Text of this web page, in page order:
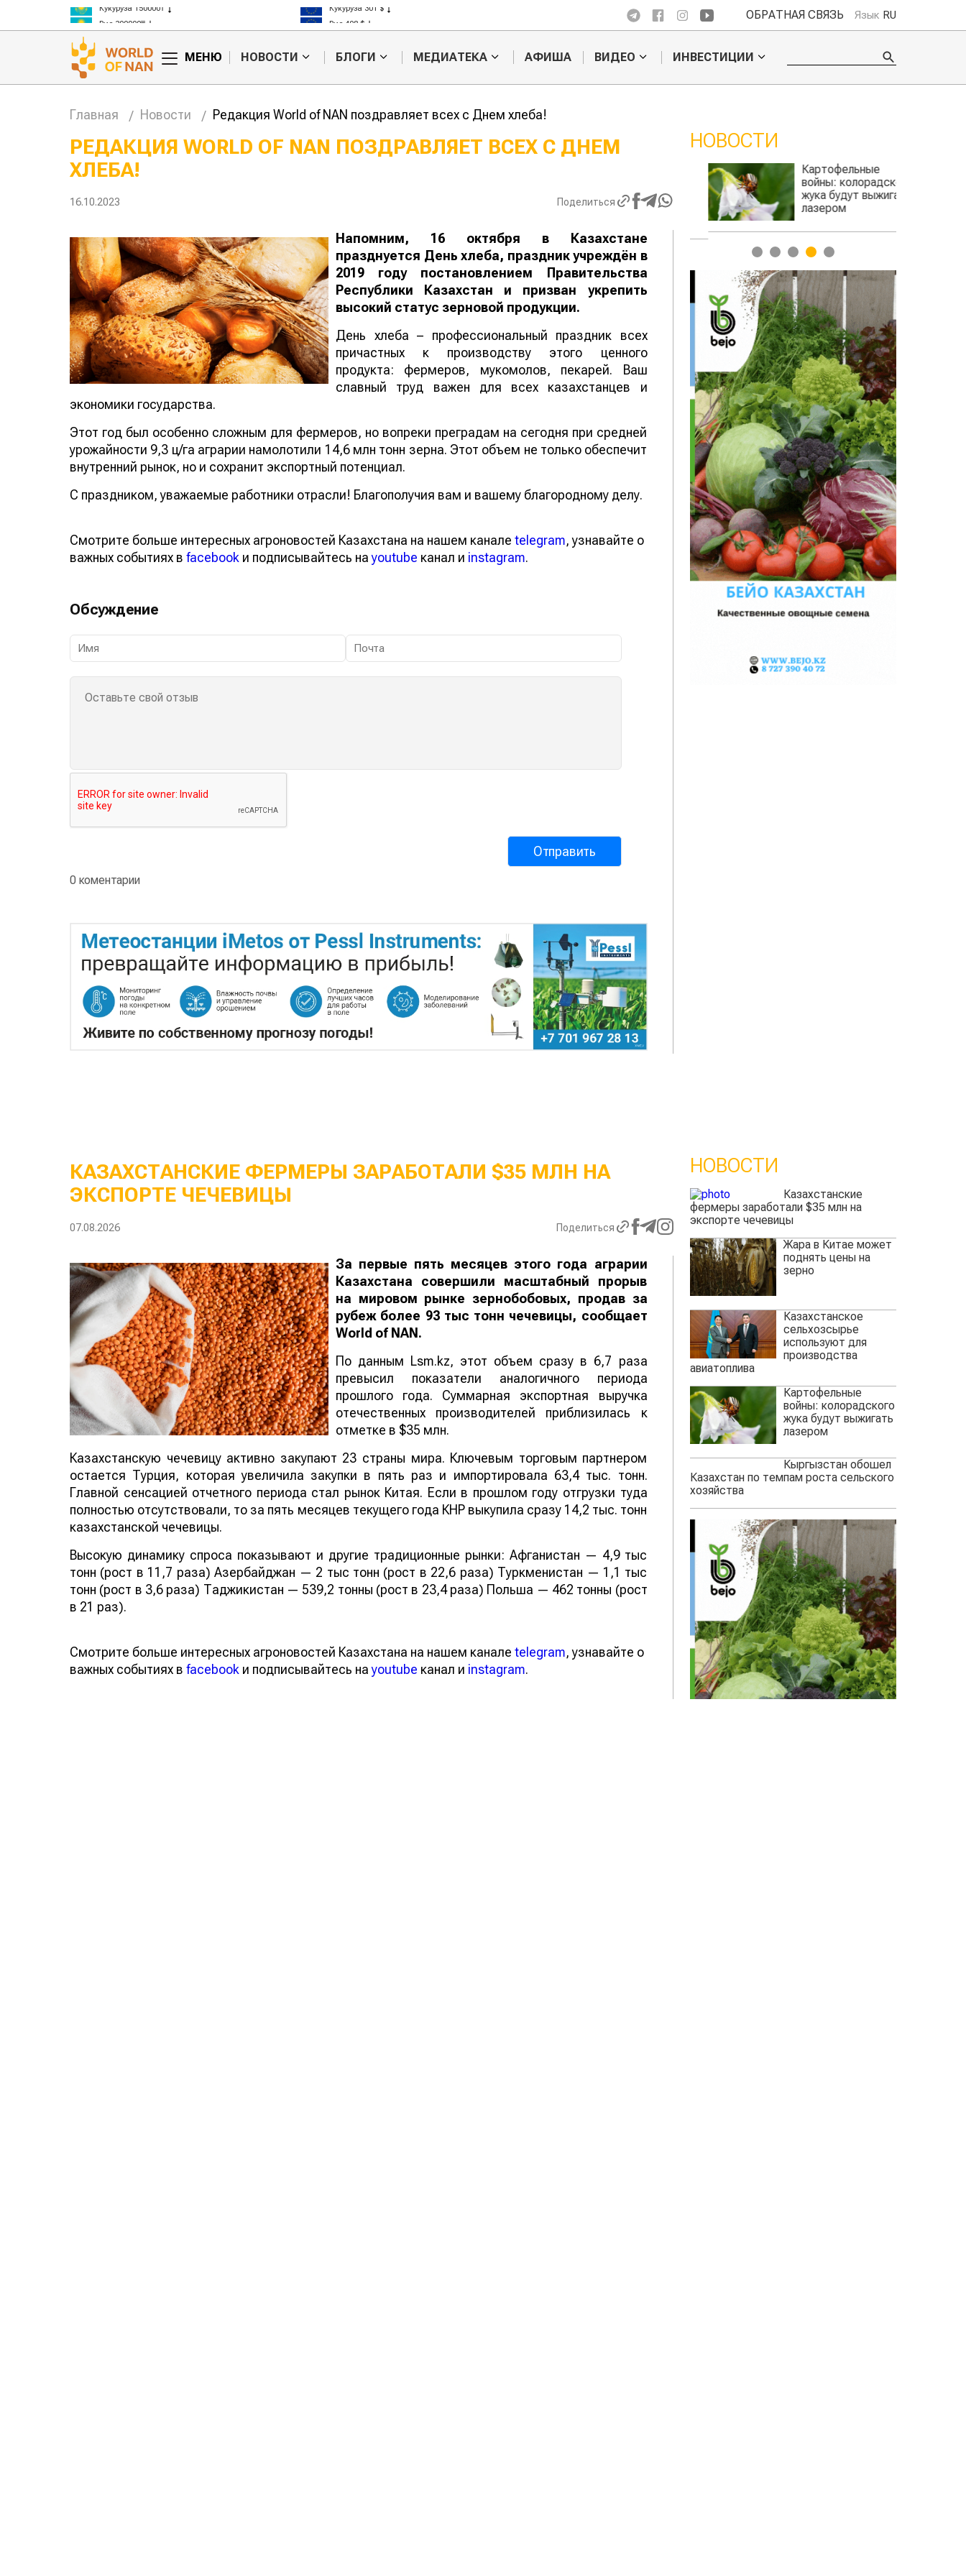
Кукуруза 150000₸
Рис 300000₸
Пшеница 3 класс 125000₸
Кукуруза 301 $
Рис 408 $
ОБРАТНАЯ СВЯЗЬ Язык RU
МЕНЮ НОВОСТИ БЛОГИ МЕДИАТЕКА АФИША ВИДЕО ИНВЕСТИЦИИ
Главная Новости Редакция World of NAN поздравляет всех с Днем хлеба!
РЕДАКЦИЯ WORLD OF NAN ПОЗДРАВЛЯЕТ ВСЕХ С ДНЕМ
ХЛЕБА!
16.10.2023 Поделиться
Напомним, 16 октября в Казахстане
празднуется День хлеба, праздник учреждён в
2019 году постановлением Правительства
Республики Казахстан и призван укрепить
высокий статус зерновой продукции.
День хлеба – профессиональный праздник всех
причастных к производству этого ценного
продукта: фермеров, мукомолов, пекарей. Ваш
славный труд важен для всех казахстанцев и
экономики государства.
Этот год был особенно сложным для фермеров, но вопреки преградам на сегодня при средней
урожайности 9,3 ц/га аграрии намолотили 14,6 млн тонн зерна. Этот объем не только обеспечит
внутренний рынок, но и сохранит экспортный потенциал.
С праздником, уважаемые работники отрасли! Благополучия вам и вашему благородному делу.
Смотрите больше интересных агроновостей Казахстана на нашем канале telegram, узнавайте о
важных событиях в facebook и подписывайтесь наyoutube канал и instagram.
Обсуждение
0 коментарии
НОВОСТИ
экспорте чечевицы
используют для
производства
Картофельные
войны: колорадского
жука будут выжигать
лазером
1 2 3 4 5
КАЗАХСТАНСКИЕ ФЕРМЕРЫ ЗАРАБОТАЛИ $35 МЛН НА
ЭКСПОРТЕ ЧЕЧЕВИЦЫ
07.08.2026 Поделиться
За первые пять месяцев этого года аграрии
Казахстана совершили масштабный прорыв
на мировом рынке зернобобовых, продав за
рубеж более 93 тыс тонн чечевицы, сообщает
World of NAN .
По данным Lsm.kz, этот объем сразу в 6,7 раза
превысил показатели аналогичного периода
прошлого года. Суммарная экспортная выручка
отечественных производителей приблизилась к
отметке в $35 млн.
Казахстанскую чечевицу активно закупают 23 страны мира. Ключевым торговым партнером
остается Турция, которая увеличила закупки в пять раз и импортировала 63,4 тыс. тонн.
Главной сенсацией отчетного периода стал рынок Китая. Если в прошлом году отгрузки туда
полностью отсутствовали, то за пять месяцев текущего года КНР выкупила сразу 14,2 тыс. тонн
казахстанской чечевицы.
Высокую динамику спроса показывают и другие традиционные рынки: Афганистан — 4,9 тыс
тонн (рост в 11,7 раза) Азербайджан — 2 тыс тонн (рост в 22,6 раза) Туркменистан — 1,1 тыс
тонн (рост в 3,6 раза) Таджикистан — 539,2 тонны (рост в 23,4 раза) Польша — 462 тонны (рост
в 21 раз).
Смотрите больше интересных агроновостей Казахстана на нашем канале telegram, узнавайте о
важных событиях в facebook и подписывайтесь наyoutube канал и instagram.
НОВОСТИ
Казахстанские
фермеры заработали $35 млн на
экспорте чечевицы
Жара в Китае может
поднять цены на
зерно
Казахстанское
сельхозсырье
используют для
производства
авиатоплива
Картофельные
войны: колорадского
жука будут выжигать
лазером
Кыргызстан обошел
Казахстан по темпам роста сельского
хозяйства